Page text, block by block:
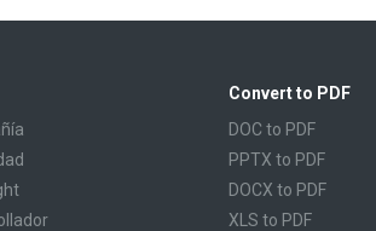
Convert to PDF
DOC to PDF
PPTX to PDF
DOCX to PDF
XLS to PDF